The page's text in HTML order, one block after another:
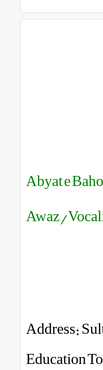
Abyat e
Awaz/
Address:
Education